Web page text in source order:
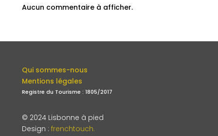
Aucun commentaire à afficher.
Qui sommes-nous
Mentions légales
Registre du Tourisme : 1805/2017
© 2024 Lisbonne à pied
Design : frenchtouch.